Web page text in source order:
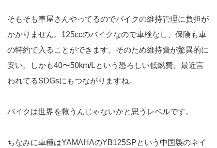
そもそも車屋さんやってるのでバイクの維持管理に負担が
かかりません。125ccのバイクなので車検なし、保険も車
の特約で入ることができます。そのため維持費が驚異的に
安い。しかも40〜50km/Lという恐ろしい低燃費。最近言
われてるSDGsにもつながりますね。
バイクは世界を救うんじゃないかと思うレベルです。
ちなみに車種はYAMAHAのYB125SPという中国製のネイ